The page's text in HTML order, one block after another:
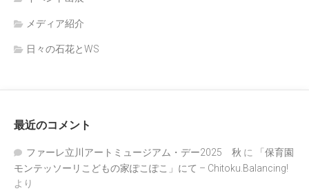
メディア紹介
日々の石花とWS
最近のコメント
ファーレ立川アートミュージアム・デー2025 秋 に
「保育園
モンテッソーリこどもの家ぽこぽこ」にて – Chitoku.Balancing!
より